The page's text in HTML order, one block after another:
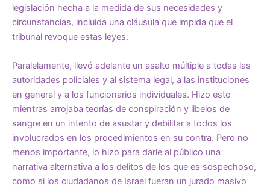
legislación hecha a la medida de sus necesidades y
circunstancias, incluida una cláusula que impida que el
tribunal revoque estas leyes.
Paralelamente, llevó adelante un asalto múltiple a todas las
autoridades policiales y al sistema legal, a las instituciones
en general y a los funcionarios individuales. Hizo esto
mientras arrojaba teorías de conspiración y libelos de
sangre en un intento de asustar y debilitar a todos los
involucrados en los procedimientos en su contra. Pero no
menos importante, lo hizo para darle al público una
narrativa alternativa a los delitos de los que es sospechoso,
como si los ciudadanos de Israel fueran un jurado masivo